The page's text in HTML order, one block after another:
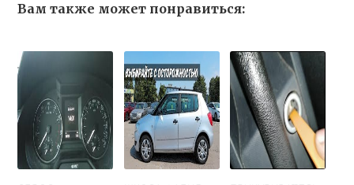
Вам также может понравиться: